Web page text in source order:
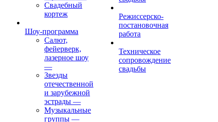
Свадебный
кортеж
Шоу-программа
Салют,
фейерверк,
лазерное шоу
—
Звезды
отечественной
и зарубежной
эстрады —
Музыкальные
группы —
Режиссерско-
постановочная
работа
Техническое
сопровождение
свадьбы